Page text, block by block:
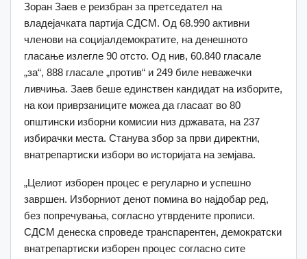
Зоран Заев е реизбран за претседател на
владејачката партија СДСМ. Од 68.990 активни
членови на социјалдемократите, на денешното
гласање излегле 90 отсто. Од нив, 60.840 гласале
„за“, 888 гласале „против“ и 249 биле неважечки
ливчиња. Заев беше единствен кандидат на изборите,
на кои приврзаниците можеа да гласаат во 80
општински изборни комисии низ државата, на 237
избирачки места. Станува збор за први директни,
внатрепартиски избори во историјата на земјава.
„Целиот изборен процес е регуларно и успешно
завршен. Изборниот денот помина во најдобар ред,
без попречувања, согласно утврдените прописи.
СДСМ денеска спроведе транспарентен, демократски
внатрепартиски изборен процес согласно сите